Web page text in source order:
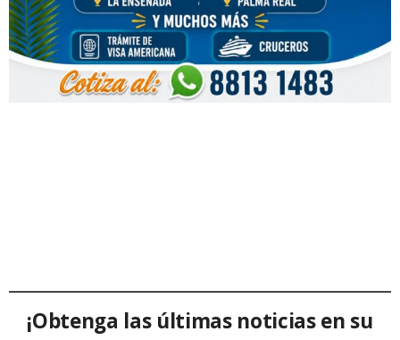
¡Obtenga las últimas noticias en su